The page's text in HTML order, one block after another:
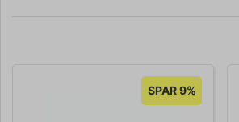
SPAR 9%